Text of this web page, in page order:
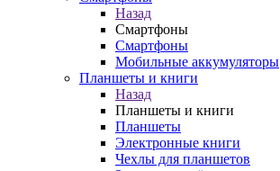
Назад
Смартфоны
Смартфоны
Мобильные аккумуляторы
Планшеты и книги
Назад
Планшеты и книги
Планшеты
Электронные книги
Чехлы для планшетов